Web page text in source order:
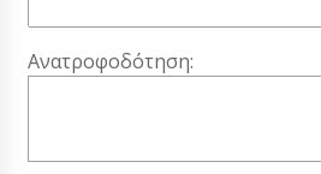
Ανατροφοδότηση: